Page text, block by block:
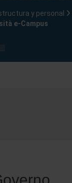
y personal
e-Campus